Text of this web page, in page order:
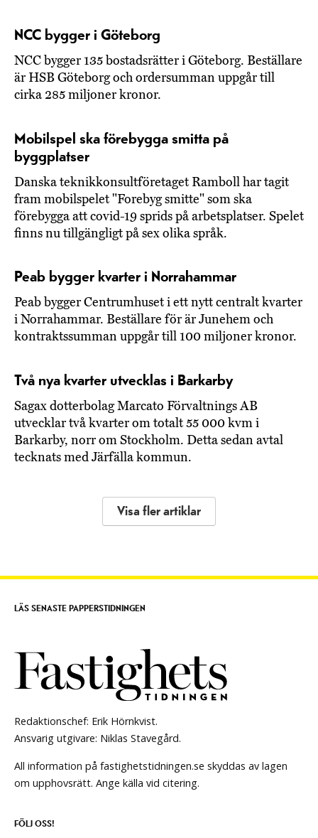
NCC bygger i Göteborg
NCC bygger 135 bostadsrätter i Göteborg. Beställare
är HSB Göteborg och ordersumman uppgår till
cirka 285 miljoner kronor.
Mobilspel ska förebygga smitta på
byggplatser
Danska teknikkonsultföretaget Ramboll har tagit
fram mobilspelet "Forebyg smitte" som ska
förebygga att covid-19 sprids på arbetsplatser. Spelet
finns nu tillgängligt på sex olika språk.
Peab bygger kvarter i Norrahammar
Peab bygger Centrumhuset i ett nytt centralt kvarter
i Norrahammar. Beställare för är Junehem och
kontraktssumman uppgår till 100 miljoner kronor.
Två nya kvarter utvecklas i Barkarby
Sagax dotterbolag Marcato Förvaltnings AB
utvecklar två kvarter om totalt 55 000 kvm i
Barkarby, norr om Stockholm. Detta sedan avtal
tecknats med Järfälla kommun.
Visa fler artiklar
Redaktionschef: Erik Hörnkvist.
Ansvarig utgivare: Niklas Stavegård.
All information på fastighetstidningen.se skyddas av lagen
om upphovsrätt. Ange källa vid citering.
FÖLJ OSS!
LÄS SENASTE PAPPERSTIDNINGEN